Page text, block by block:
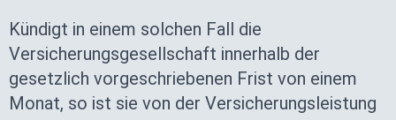
Kündigt in einem solchen Fall die
Versicherungsgesellschaft innerhalb der
gesetzlich vorgeschriebenen Frist von einem
Monat, so ist sie von der Versicherungsleistung